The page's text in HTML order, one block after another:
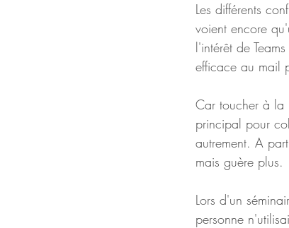
Les différents
voient encore
l'intérêt de
efficace au mail
Car toucher à la
principal pour
autrement. A
mais guère plus.
Lors d'un
personne